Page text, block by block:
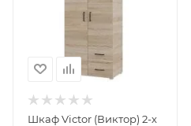
Шкаф Victor (Виктор) 2-х